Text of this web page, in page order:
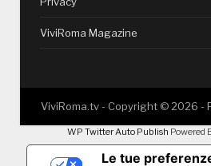
ViviRoma Magazine
ViviRoma.tv - Copyright © 2026 -
WP Twitter Auto Publish Powered
Le tue